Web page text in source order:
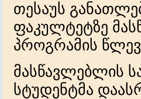
თესაუს
ფაკულტეტზე
პროგრამის
მასწავლებლის
სტუდენტმა